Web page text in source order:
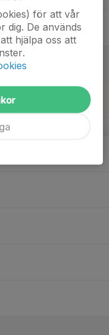
för att vår
dig. De används
hjälpa oss att